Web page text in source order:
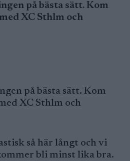
på bästa sätt. Kom
XC Sthlm och
på bästa sätt. Kom
XC Sthlm och
så här långt och vi
bli minst lika bra.